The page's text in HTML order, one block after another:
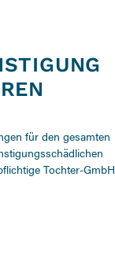
für den gesamten
Tochter-GmbH